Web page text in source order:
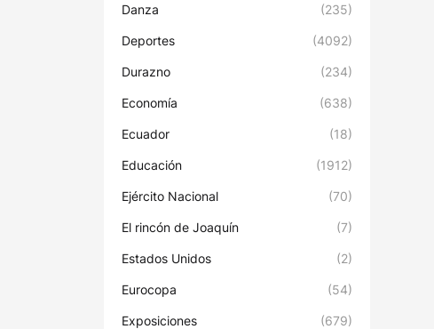
Danza (235)
Deportes (4092)
Durazno (234)
Economía (638)
Ecuador (18)
Educación (1912)
Ejército Nacional (70)
El rincón de Joaquín (7)
Estados Unidos (2)
Eurocopa (54)
Exposiciones (679)